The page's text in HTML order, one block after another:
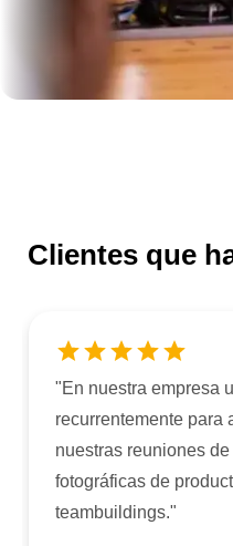
Clientes que
"En nuestra empresa
recurrentemente para
nuestras reuniones
fotográficas de
teambuildings."